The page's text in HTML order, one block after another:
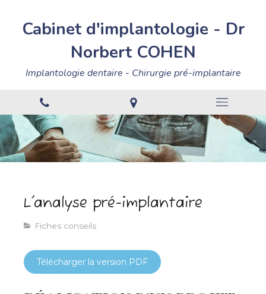
Cabinet d'implantologie - Dr
Norbert COHEN
Implantologie dentaire - Chirurgie pré-implantaire
L'analyse pré-implantaire
Fiches conseils
Télécharger la version PDF